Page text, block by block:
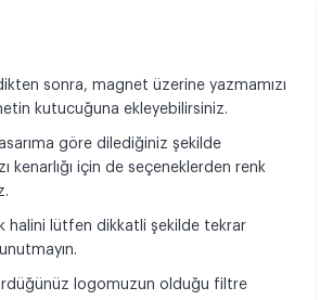
sonra, magnet üzerine yazmamızı
kutucuğuna ekleyebilirsiniz.
göre dilediğiniz şekilde
kenarlığı için de seçeneklerden renk
halini lütfen dikkatli şekilde tekrar
logomuzun olduğu filtre